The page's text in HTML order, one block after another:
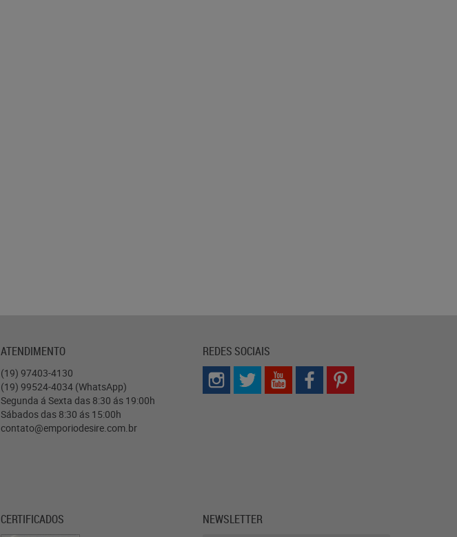
ATENDIMENTO
(19) 97403-4130
(19) 99524-4034 (WhatsApp)
Segunda á Sexta das 8:30 ás 19:00h
Sábados das 8:30 ás 15:00h
contato@emporiodesire.com.br
REDES SOCIAIS
CERTIFICADOS NEWSLETTER